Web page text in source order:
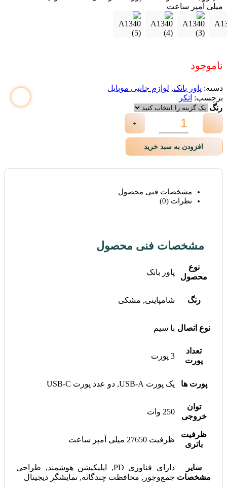
ناموجود
دسته: پاور بانک, لوازم جانبی موبایل
برچسب: انکر
رنگ
-
+
افزودن به سبد خرید
مشخصات فنی محصول
نظرات (0)
مشخصات فنی محصول
نوع
محصول
پاور بانک
رنگ شامپاینی, مشکی
نوع اتصال با سیم
تعداد
پورت
3 پورت
پورت ها یک پورت USB-A, دو عدد پورت USB-C
توان
خروجی
250 وات
ظرفیت
باتری
ظرفیت 27650 میلی آمپر ساعت
سایر
مشخصات
دارای فناوری PD, اپلیکیشن هوشمند, طراحی
جمع‌وجور, محافظت چندگانه, نمایشگر دیجیتال